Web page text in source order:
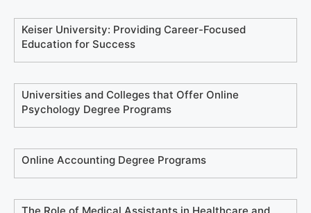
Keiser University: Providing Career-Focused
Education for Success
Universities and Colleges that Offer Online
Psychology Degree Programs
Online Accounting Degree Programs